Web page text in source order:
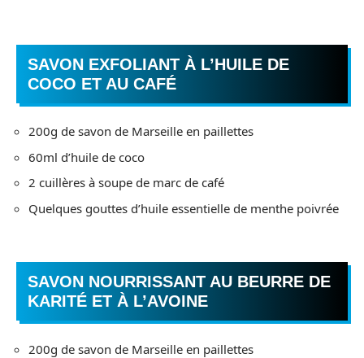
SAVON EXFOLIANT À L’HUILE DE
COCO ET AU CAFÉ
200g de savon de Marseille en paillettes
60ml d’huile de coco
2 cuillères à soupe de marc de café
Quelques gouttes d’huile essentielle de menthe poivrée
SAVON NOURRISSANT AU BEURRE DE
KARITÉ ET À L’AVOINE
200g de savon de Marseille en paillettes